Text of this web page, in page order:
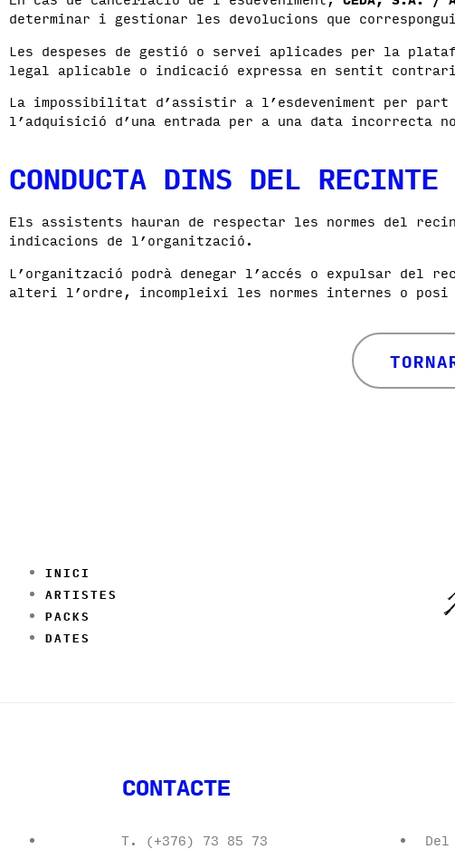
determinar i gestionar les devolucions que
Les despeses de gestió o servei aplicades per la
legal aplicable o indicació expressa en sentit
La impossibilitat d’assistir a l’esdeveniment per
l’adquisició d’una entrada per a una data incorrecta
CONDUCTA DINS DEL RECINTE
Els assistents hauran de respectar les normes del
indicacions de l’organització.
L’organització podrà denegar l’accés o expulsar del
alteri l’ordre, incompleixi les normes internes o posi
INICI
ARTISTES
PACKS
DATES
CONTACTE
T. (+376) 73 85 73